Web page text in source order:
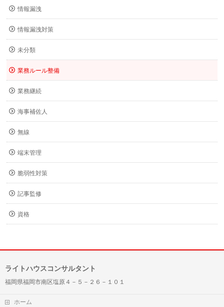
情報漏洩
情報漏洩対策
未分類
業務ルール整備
業務継続
海事補佐人
無線
端末管理
脆弱性対策
記事監修
資格
ライトハウスコンサルタント
福岡県福岡市南区塩原４－５－２６－１０１
ホーム